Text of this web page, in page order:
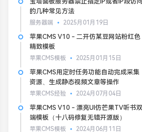
的几种常见方法
服务器端 2025月01月19日
苹果CMS V10 - 二开仿某豆网站粉红色
精致模板
苹果CMS模板 2025月01月15日
苹果CMS用定时任务功能自动完成采集
资源、生成静态视频文章等操作
苹果CMS经验 2024月07月04日
苹果CMS V10 - 漂亮UI仿芒果TV听书双
端模板（十八码修复无错开源版）
苹果CMS模板 2024月06月11日